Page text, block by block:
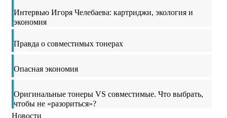
Интервью Игоря Челебаева: картриджи, экология и
экономия
Правда о совместимых тонерах
Опасная экономия
Оригинальные тонеры VS совместимые. Что выбрать,
чтобы не «разориться»?
Новости